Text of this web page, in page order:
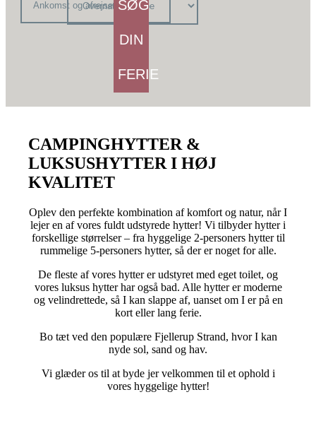
SØG
DIN
FERIE
CAMPINGHYTTER &
LUKSUSHYTTER I HØJ
KVALITET
Oplev den perfekte kombination af komfort og natur, når I
lejer en af vores fuldt udstyrede hytter! Vi tilbyder hytter i
forskellige størrelser – fra hyggelige 2-personers hytter til
rummelige 5-personers hytter, så der er noget for alle.
De fleste af vores hytter er udstyret med eget toilet, og
vores luksus hytter har også bad. Alle hytter er moderne
og velindrettede, så I kan slappe af, uanset om I er på en
kort eller lang ferie.
Bo tæt ved den populære Fjellerup Strand, hvor I kan
nyde sol, sand og hav.
Vi glæder os til at byde jer velkommen til et ophold i
vores hyggelige hytter!